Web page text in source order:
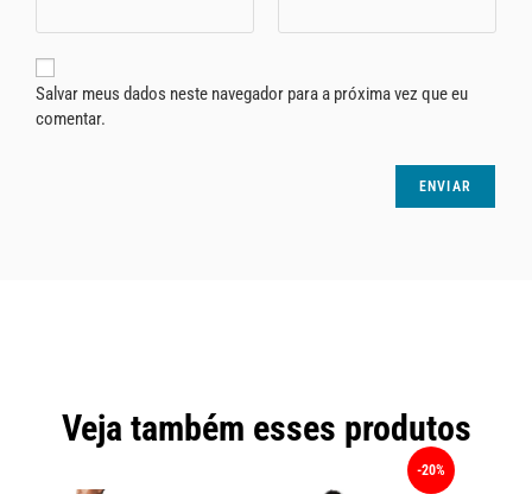
Salvar meus dados neste navegador para a próxima vez que eu
comentar.
Veja também esses produtos